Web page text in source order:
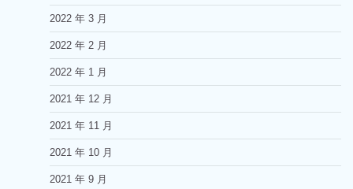
2022 年 3 月
2022 年 2 月
2022 年 1 月
2021 年 12 月
2021 年 11 月
2021 年 10 月
2021 年 9 月